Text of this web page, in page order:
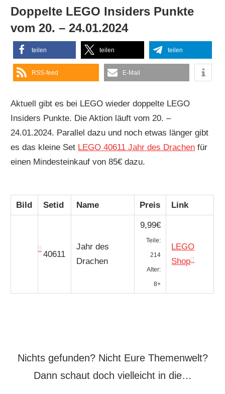
Doppelte LEGO Insiders Punkte
vom 20. – 24.01.2024
teilen teilen teilen
RSS-feed E-Mail
Aktuell gibt es bei LEGO wieder doppelte LEGO
Insiders Punkte. Die Aktion läuft vom 20. –
24.01.2024. Parallel dazu und noch etwas länger gibt
es das kleine Set LEGO 40611 Jahr des Drachen für
einen Mindesteinkauf von 85€ dazu.
Bild Setid Name Preis Link
40611
Jahr des
Drachen
9,99€
Teile:
214
Alter:
8+
LEGO
Shop
Nichts gefunden? Nicht Eure Themenwelt?
Dann schaut doch vielleicht in die…